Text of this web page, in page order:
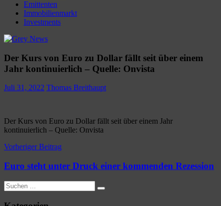
Emittenten
Immobilienmarkt
Investments
Der Kurs von Euro zu Dollar fällt seit über einem
Jahr kontinuierlich – Quelle: Onvista
Juli 31, 2022 Thomas Breithaupt
Der Kurs von Euro zu Dollar fällt seit über einem Jahr
kontinuierlich – Quelle: Onvista
Beitragsnavigation
Vorheriger Beitrag
Euro steht unter Druck einer kommenden Rezession
Suchen
nach:
Suchen